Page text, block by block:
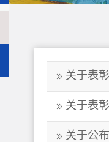
关于表
关于表
关于公